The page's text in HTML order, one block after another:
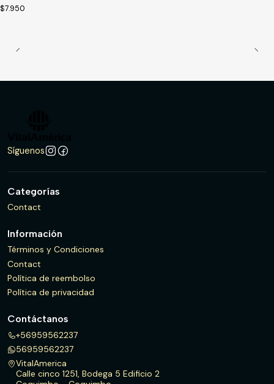
$7.950
Síguenos
Categorías
Contact
Información
Términos y Condiciones
Contact
Política de reembolso
Política de privacidad
Contáctanos
+56959562237
56959562237
VitalAmerica
Calle cinco 1251, Bodega 5 Edificio 2